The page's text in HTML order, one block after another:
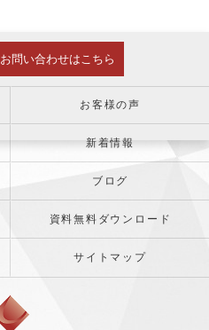
お問い合わせはこちら
お客様の声
新着情報
ブログ
資料無料ダウンロード
サイトマップ